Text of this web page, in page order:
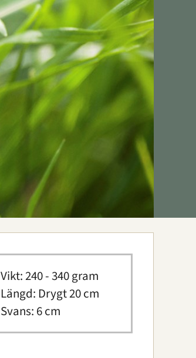
Vikt: 240 - 340 gram
Längd: Drygt 20 cm
Svans: 6 cm